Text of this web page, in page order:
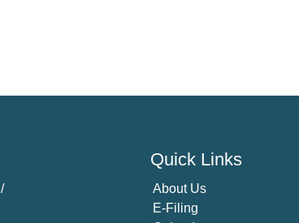
Quick Links
About Us
E-Filing